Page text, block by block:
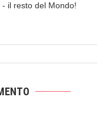
il resto del Mondo!